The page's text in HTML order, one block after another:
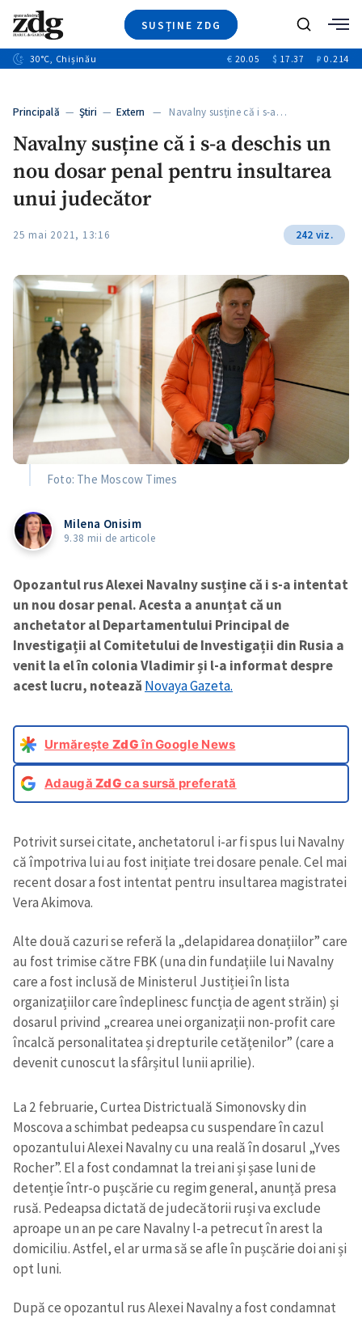
SUSȚINE ZDG
Ştiri
+9
Special
+1
Blog
Caută
30°C, Chișinău € 20.05 $ 17.37 ₽ 0.214
Principală — Ştiri — Extern — Navalny susține că i s-a…
Navalny susține că i s-a deschis un
nou dosar penal pentru insultarea
unui judecător
25 mai 2021, 13:16 242 viz.
Foto: The Moscow Times
Milena Onisim
9.38 mii de articole
Opozantul rus Alexei Navalny susține că i s-a intentat
un nou dosar penal. Acesta a anunțat că un
anchetator al Departamentului Principal de
Investigații al Comitetului de Investigații din Rusia a
venit la el în colonia Vladimir și l-a informat despre
acest lucru, notează Novaya Gazeta.
Urmărește ZdGîn Google News
AdaugăZdG ca sursă preferată
Potrivit sursei citate, anchetatorul i-ar fi spus lui Navalny
că împotriva lui au fost inițiate trei dosare penale. Cel mai
recent dosar a fost intentat pentru insultarea magistratei
Vera Akimova.
Alte două cazuri se referă la „delapidarea donațiilor” care
au fost trimise către FBK (una din fundațiile lui Navalny
care a fost inclusă de Ministerul Justiției în lista
organizațiilor care îndeplinesc funcția de agent străin) și
dosarul privind „crearea unei organizații non-profit care
încalcă personalitatea și drepturile cetățenilor” (care a
devenit cunoscut la sfârșitul lunii aprilie).
La 2 februarie, Curtea Districtuală Simonovsky din
Moscova a schimbat pedeapsa cu suspendare în cazul
opozantului Alexei Navalny cu una reală în dosarul „Yves
Rocher”. El a fost condamnat la trei ani și șase luni de
detenție într-o pușcărie cu regim general, anunță presa
rusă. Pedeapsa dictată de judecătorii ruși va exclude
aproape un an pe care Navalny l-a petrecut în arest la
domiciliu. Astfel, el ar urma să se afle în pușcărie doi ani și
opt luni.
După ce opozantul rus Alexei Navalny a fost condamnat